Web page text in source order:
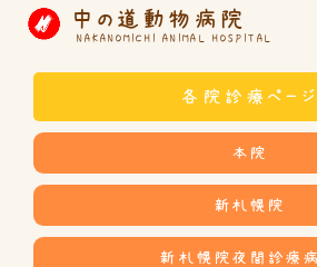
中の道動物病院
NAKANOMICHI ANIMAL HOSPITAL
各院診療ページ
本院
新札幌院
新札幌院夜間診療